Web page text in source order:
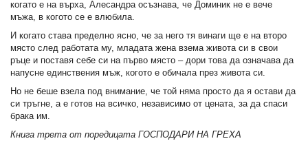
когато е на върха, Алесандра осъзнава, че Доминик не е вече
мъжа, в когото се е влюбила.
И когато става пределно ясно, че за него тя винаги ще е на второ
място след работата му, младата жена взема живота си в свои
ръце и поставя себе си на първо място – дори това да означава да
напусне единствения мъж, когото е обичала през живота си.
Но не беше взела под внимание, че той няма просто да я остави да
си тръгне, а е готов на всичко, независимо от цената, за да спаси
брака им.
Книга трета от поредицата ГОСПОДАРИ НА ГРЕХА